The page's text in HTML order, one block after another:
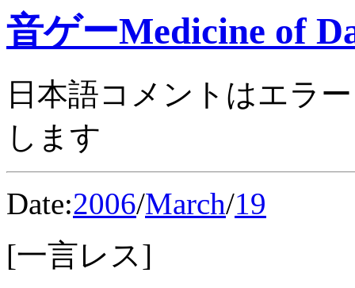
音ゲーMedicine of
日本語コメントはエラ
します
Date:2006/March/19
[一言レス]